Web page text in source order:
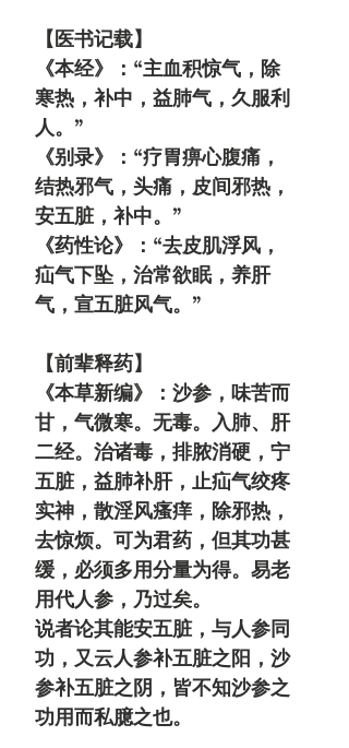
【医书记载】
《本经》：“主血积惊气，除
寒热，补中，益肺气，久服利
人。”
《别录》：“疗胃痹心腹痛，
结热邪气，头痛，皮间邪热，
安五脏，补中。”
《药性论》：“去皮肌浮风，
疝气下坠，治常欲眠，养肝
气，宣五脏风气。”
【前辈释药】
《本草新编》： 沙参，味苦而
甘，气微寒。无毒。入肺、肝
二经。 治诸毒，排脓消硬，宁
五脏，益肺补肝，止疝气绞疼
实神，散淫风瘙痒，除邪热，
去惊烦。 可为君药，但其功甚
缓，必须多用分量为得。 易老
用代人参，乃过矣。
说者论其能安五脏，与人参同
功，又云人参补五脏之阳，沙
参补五脏之阴，皆不知沙参之
功用而私臆之也。